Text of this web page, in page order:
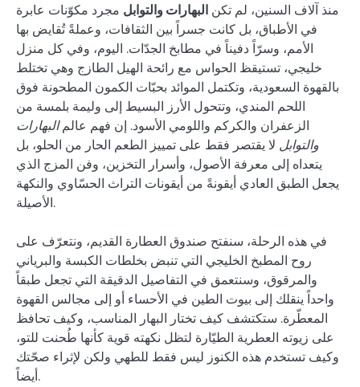
منذ آلاف السنين، لم تكن البهارات والتوابل مجرد مكوّنات عابرة
في الأطباق، بل كانت جسراً بين الثقافات، وعملةً تُقايض بها
الأمم، وسرّاً دفيناً في مطابخ الجدّات. اليوم، وفي كل منزل
خليجي، تستيقظ الحواس مع رائحة الهيل الطازج وهي تختلط
بالقهوة السعودية، وتكتمل الموائد بحبّات الكمون المطحونة فوق
اللحم المندي، وتتحول الأرز البسيط إلى وليمة بلمسة من
الزعفران والكركم واللومي الأسود. إن فهم عالمالبهارات
والتوابل لا يقتصر فقط على تمييز الطعم الحار من الحلو، بل
يتعداه إلى معرفة الأصول، وأسرار التخزين، وفن المزج الذي
يجعل الطبق العادي أيقونةً من أيقونات التراث الحسّاوي والنكهة
الأصيلة.
في هذه الرحلة، سنفتح صندوق العطارة القديم، ونتعرّف على
روح المطبخ الخليجي التي تنبض بخلطات الكبسة والبرياني
والمرقوق، وسنتعمق في التفاصيل الدقيقة التي تجعل طبقاً
واحداً ينقلك إلى بيوت الطين في الأحساء أو إلى مجالس القهوة
المعطّرة. ستكتشف كيف تختار البهار المناسب، وكيف تحافظ
على زيوته العطرية الطيّارة لتظل نكهته قوية كأنها طُحنت للتو،
وكيف تستخدم هذه الكنوز ليس فقط للطهي ولكن لإثراء صحّتك
أيضاً.